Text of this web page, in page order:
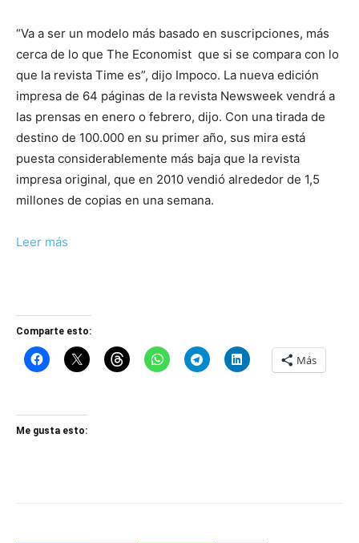
“Va a ser un modelo más basado en suscripciones, más
cerca de lo que The Economist que si se compara con lo
que la revista Time es”, dijo Impoco. La nueva edición
impresa de 64 páginas de la revista Newsweek vendrá a
las prensas en enero o febrero, dijo. Con una tirada de
destino de 100.000 en su primer año, sus mira está
puesta considerablemente más baja que la revista
impresa original, que en 2010 vendió alrededor de 1,5
millones de copias en una semana.
Leer más
Comparte esto:
Más
Me gusta esto: